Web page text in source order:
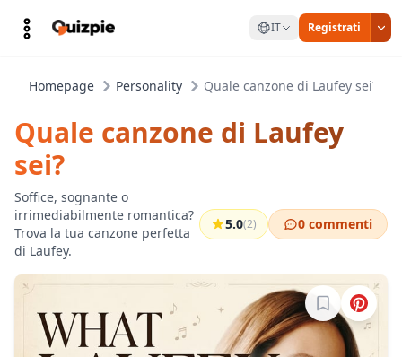
IT Registrati
Homepage Personality Quale canzone di Laufey sei?
Quale canzone di Laufey
sei?
Soffice, sognante o
irrimediabilmente romantica?
Trova la tua canzone perfetta
di Laufey.
5.0(2) 0 commenti
Accedi per